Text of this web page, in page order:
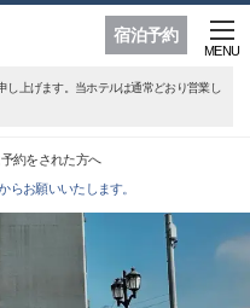
宿泊予約
MENU
上げます。当ホテルは通常どおり営業し
約をされた方へ
らお願いいたします。